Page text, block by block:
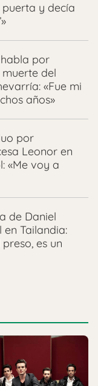
puerta y decía
por
del
«Fue mi
años»
por
Leonor en
«Me voy a
de Daniel
en Tailandia:
es un